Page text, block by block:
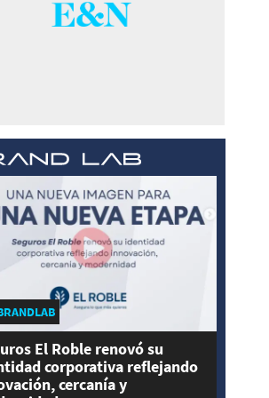
El Roble renovó su
corporativa reflejando
cercanía y